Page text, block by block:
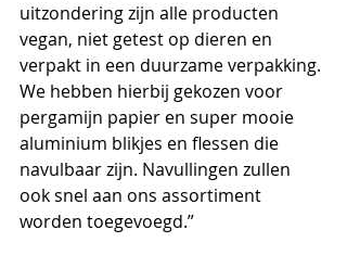
uitzondering zijn alle producten
vegan, niet getest op dieren en
verpakt in een duurzame verpakking.
We hebben hierbij gekozen voor
pergamijn papier en super mooie
aluminium blikjes en flessen die
navulbaar zijn. Navullingen zullen
ook snel aan ons assortiment
worden toegevoegd.”